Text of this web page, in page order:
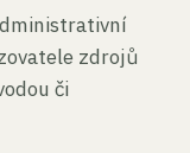
zdrojů
či